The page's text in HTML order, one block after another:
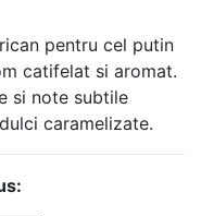
pentru cel putin
catifelat si aromat.
si note subtile
caramelizate.